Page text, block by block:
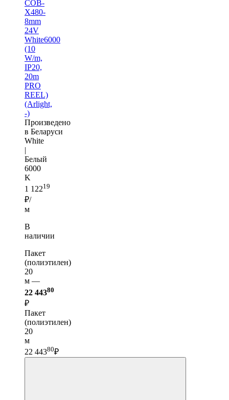
COB-
X480-
8mm
24V
White6000
(10
W/m,
IP20,
20m
PRO
REEL)
(Arlight,
-)
Произведено
в Беларуси
White
|
Белый
6000
K
1 12219
₽/
м
В
наличии
Пакет
(полиэтилен)
20
м —
22 44380
₽
Пакет
(полиэтилен)
20
м
22 44380₽